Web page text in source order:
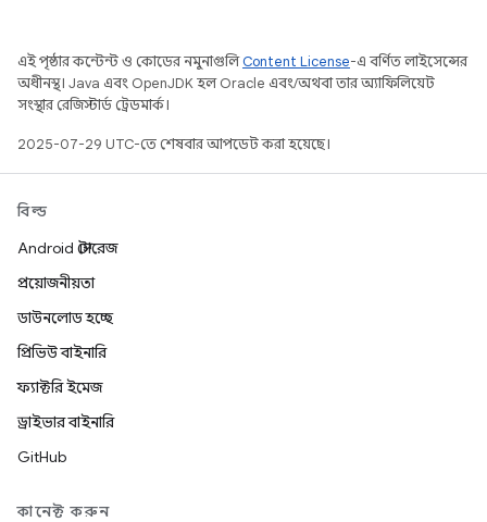
এই পৃষ্ঠার কন্টেন্ট ও কোডের নমুনাগুলিContent License-এ বর্ণিত লাইসেন্সের
অধীনস্থ। Java এবং OpenJDK হল Oracle এবং/অথবা তার অ্যাফিলিয়েট
সংস্থার রেজিস্টার্ড ট্রেডমার্ক।
2025-07-29 UTC-তে শেষবার আপডেট করা হয়েছে।
বিল্ড
Android স্টোরেজ
প্রয়োজনীয়তা
ডাউনলোড হচ্ছে
প্রিভিউ বাইনারি
ফ্যাক্টরি ইমেজ
ড্রাইভার বাইনারি
GitHub
কানেক্ট করুন